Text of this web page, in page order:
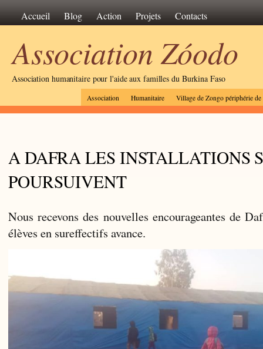
Accueil Blog Action Projets Contacts
Association Zóodo
Association humanitaire pour l'aide aux familles du Burkina Faso
Association Humanitaire Village de Zongo périphérie de
A DAFRA LES INSTALLATIONS
POURSUIVENT
Nous recevons des nouvelles encourageantes de
élèves en sureffectifs avance.